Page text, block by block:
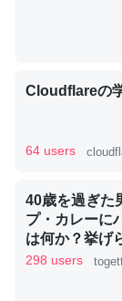
─ニュース :: 【
これを元に考
ジになったり
─ニュース :: 【
いのか」に関する
Cloudflareの
64 users
40歳を過ぎた
プ・カレーに
は何か？挙げ
る「当てはま
298 users